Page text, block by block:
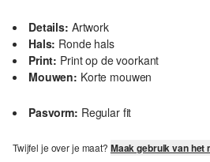
Details: Artwork
Hals: Ronde hals
Print: Print op de voorkant
Mouwen: Korte mouwen
Pasvorm: Regular fit
Twijfel je over je maat? Maak gebruik van het